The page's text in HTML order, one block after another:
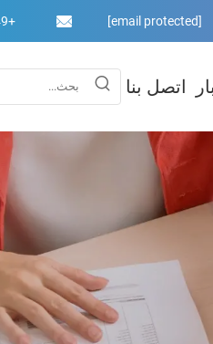
+86-18779193749 [email protected]
اتصل بنا